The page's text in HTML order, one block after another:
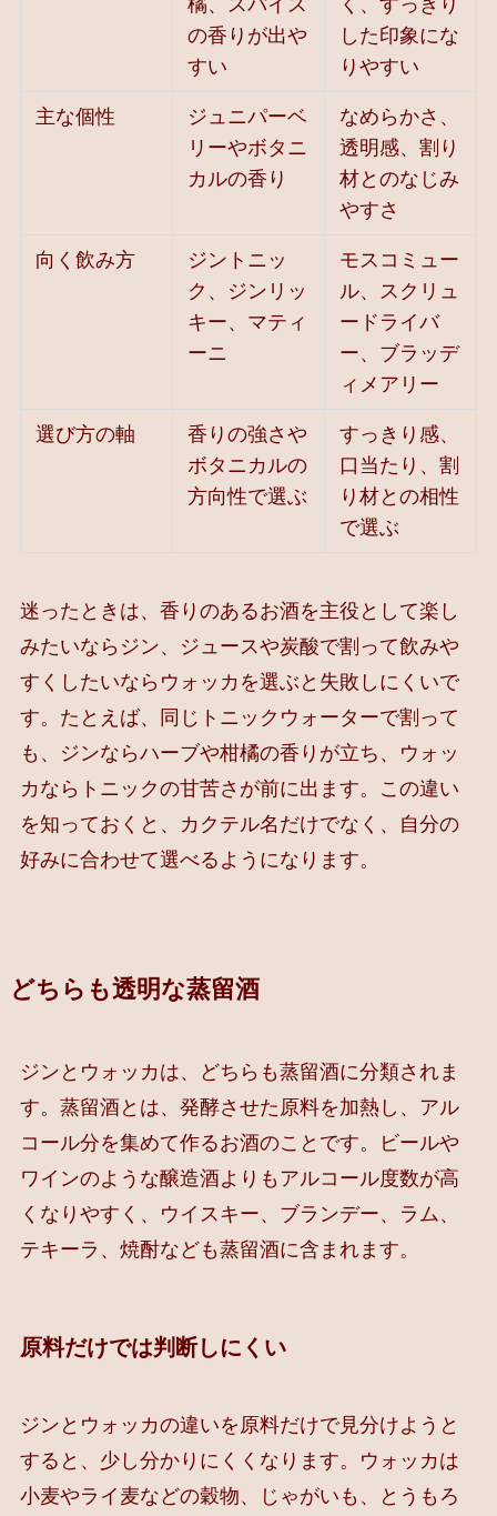
橘、スパイス
の香りが出や
すい
く、すっきり
した印象にな
りやすい
主な個性
ジュニパーベ
リーやボタニ
カルの香り
なめらかさ、
透明感、割り
材とのなじみ
やすさ
向く飲み方
ジントニッ
ク、ジンリッ
キー、マティ
ーニ
モスコミュー
ル、スクリュ
ードライバ
ー、ブラッデ
ィメアリー
選び方の軸
香りの強さや
ボタニカルの
方向性で選ぶ
すっきり感、
口当たり、割
り材との相性
で選ぶ
迷ったときは、香りのあるお酒を主役として楽し
みたいならジン、ジュースや炭酸で割って飲みや
すくしたいならウォッカを選ぶと失敗しにくいで
す。たとえば、同じトニックウォーターで割って
も、ジンならハーブや柑橘の香りが立ち、ウォッ
カならトニックの甘苦さが前に出ます。この違い
を知っておくと、カクテル名だけでなく、自分の
好みに合わせて選べるようになります。
どちらも透明な蒸留酒
ジンとウォッカは、どちらも蒸留酒に分類されま
す。蒸留酒とは、発酵させた原料を加熱し、アル
コール分を集めて作るお酒のことです。ビールや
ワインのような醸造酒よりもアルコール度数が高
くなりやすく、ウイスキー、ブランデー、ラム、
テキーラ、焼酎なども蒸留酒に含まれます。
原料だけでは判断しにくい
ジンとウォッカの違いを原料だけで見分けようと
すると、少し分かりにくくなります。ウォッカは
小麦やライ麦などの穀物、じゃがいも、とうもろ